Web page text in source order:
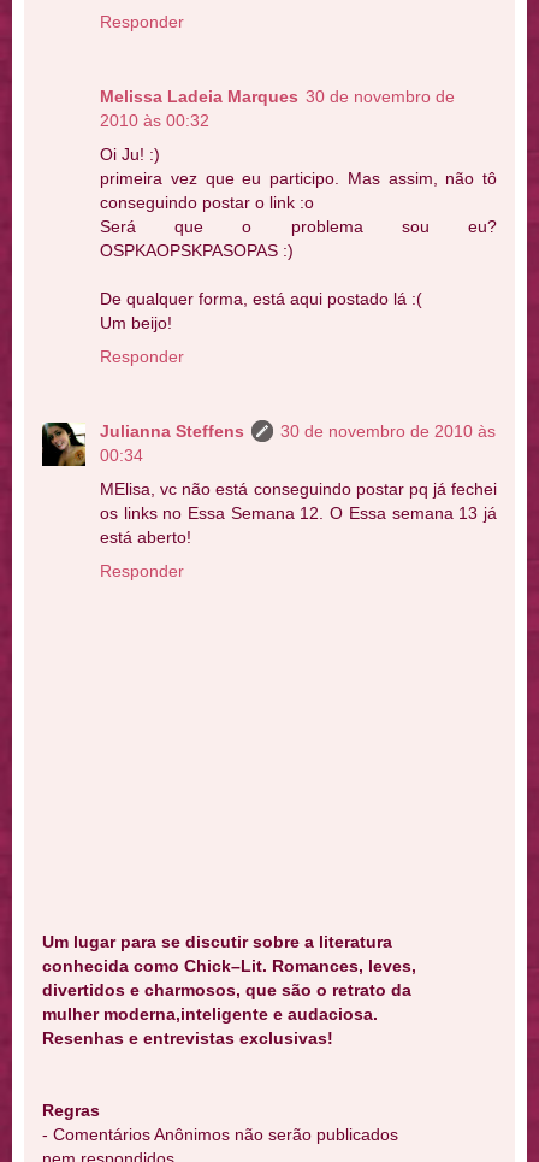
Responder
Melissa Ladeia Marques 30 de novembro de
2010 às 00:32
Oi Ju! :)
primeira vez que eu participo. Mas assim, não tô
conseguindo postar o link :o
Será que o problema sou eu?
OSPKAOPSKPASOPAS :)
De qualquer forma, está aqui postado lá :(
Um beijo!
Responder
Julianna Steffens
30 de novembro de 2010 às
00:34
MElisa, vc não está conseguindo postar pq já fechei
os links no Essa Semana 12. O Essa semana 13 já
está aberto!
Responder
Um lugar para se discutir sobre a literatura
conhecida como Chick–Lit. Romances, leves,
divertidos e charmosos, que são o retrato da
mulher moderna,inteligente e audaciosa.
Resenhas e entrevistas exclusivas!
Regras
- Comentários Anônimos não serão publicados
nem respondidos.